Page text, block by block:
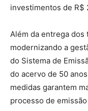
investimentos de R$
Além da entrega dos
modernizando a
do Sistema de
do acervo de 50
medidas garantem
processo de